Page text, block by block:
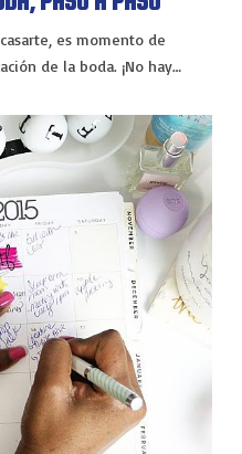
es momento de
de la boda. ¡No hay…